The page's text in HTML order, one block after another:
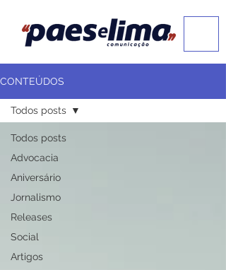
CONTEÚDOS
Todos posts
Advocacia
Aniversário
Jornalismo
Releases
Social
Artigos
Todos posts